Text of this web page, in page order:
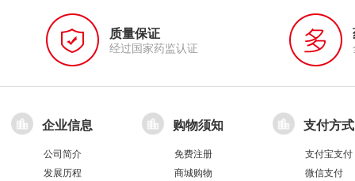
质量保证
经过国家药监认证
企业信息
公司简介
发展历程
购物须知
免费注册
商城购物
支付方式
支付宝支付
微信支付